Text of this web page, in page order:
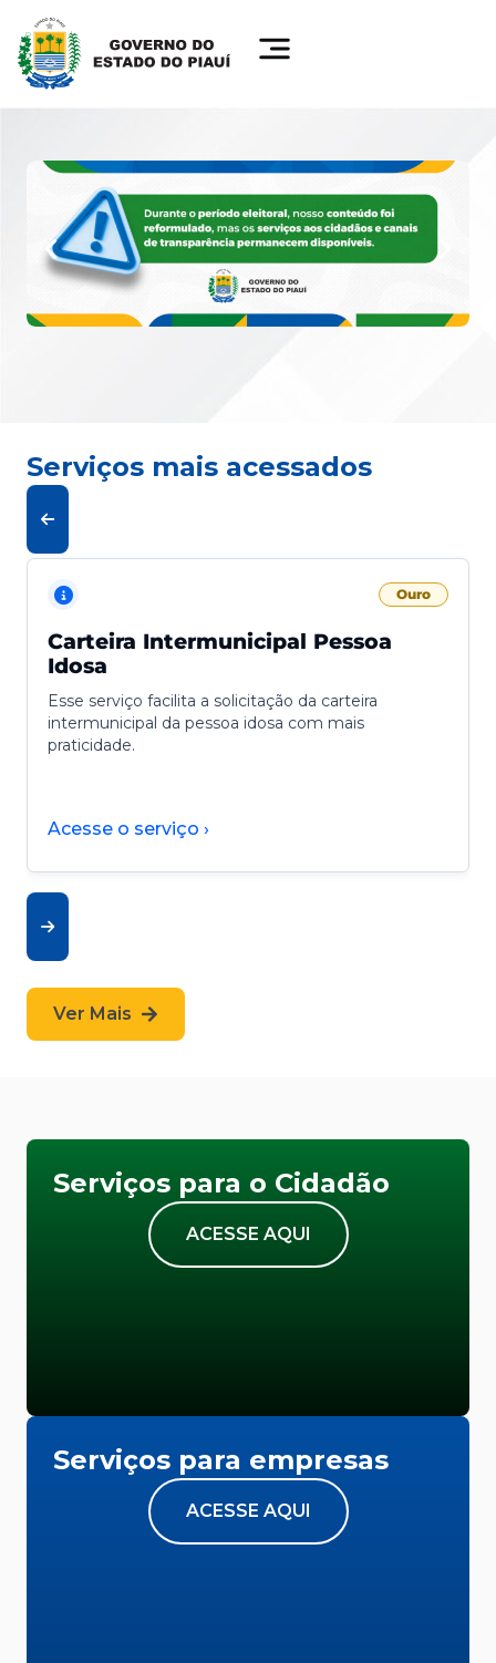
Serviços mais acessados
Ouro
Carteira Intermunicipal Pessoa
Idosa
Esse serviço facilita a solicitação da carteira
intermunicipal da pessoa idosa com mais
praticidade.
Acesse o serviço ›
Ver Mais
Serviços para o Cidadão
ACESSE AQUI
Serviços para empresas
ACESSE AQUI